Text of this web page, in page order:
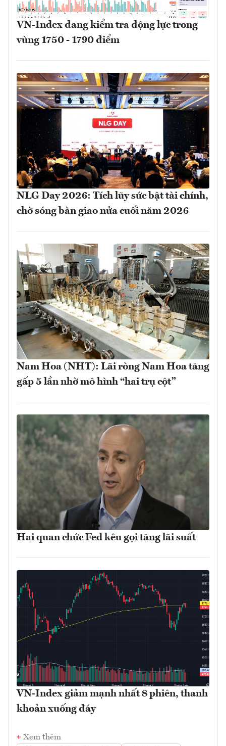
VN-Index đang kiểm tra động lực trong
vùng 1750 - 1790 điểm
NLG Day 2026: Tích lũy sức bật tài chính,
chờ sóng bàn giao nửa cuối năm 2026
Nam Hoa (NHT): Lãi ròng Nam Hoa tăng
gấp 5 lần nhờ mô hình “hai trụ cột”
Hai quan chức Fed kêu gọi tăng lãi suất
VN-Index giảm mạnh nhất 8 phiên, thanh
khoản xuống đáy
Xem thêm